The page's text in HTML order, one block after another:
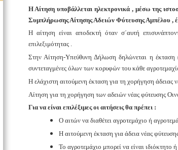
Η Αίτηση υποβάλλεται ηλεκτρονικά , μέσω της
Συμπλήρωσης Αίτησης Αδειών Φύτευσης Αμπέλου ,
Η αίτηση είναι αποδεκτή όταν σ΄αυτή
επιλεξιμότητας .
Στην Αίτηση-Υπεύθυνη Δήλωση δηλώνεται η έκταση
συντεταγμένες όλων των κορυφών του κάθε
Η ελάχιστη αιτούμενη έκταση για τη χορήγηση άδειας
Αίτηση για τη χορήγηση των αδειών νέας φύτευσης
Για να είναι επιλέξιμες οι αιτήσεις θα πρέπει :
Ο αιτών να διαθέτει αγροτεμάχιο ή
Η αιτούμενη έκταση για άδεια νέας
Το αγροτεμάχιο μπορεί να είναι ιδιόκτητο